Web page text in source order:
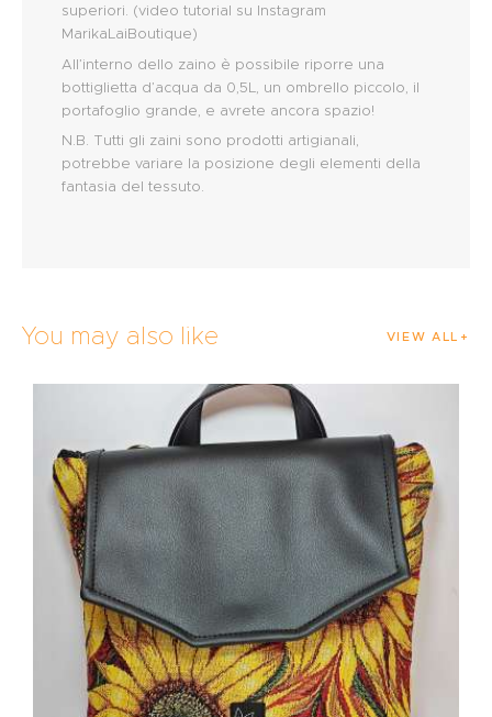
superiori. (video tutorial su Instagram
MarikaLaiBoutique)
All’interno dello zaino è possibile riporre una
bottiglietta d’acqua da 0,5L, un ombrello piccolo, il
portafoglio grande, e avrete ancora spazio!
N.B. Tutti gli zaini sono prodotti artigianali,
potrebbe variare la posizione degli elementi della
fantasia del tessuto.
You may also like VIEW ALL